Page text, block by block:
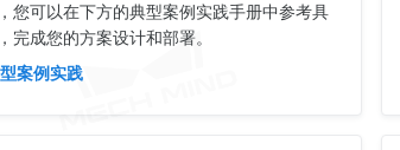
您可以在下方的典型案例实践手册中参考具
完成您的方案设计和部署。
案例实践